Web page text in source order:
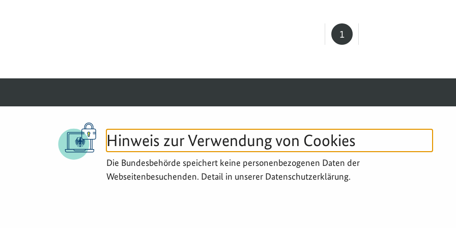
Hinweis zur Verwendung von Cookies
Die Bundesbehörde speichert keine personenbezogenen Daten der
Webseitenbesuchenden. Detail in unserer Datenschutzerklärung.
Seite
1
© 2026 BGZ SERVICE-NAVIGATION
IMPRESSUM DATENSCHUTZ